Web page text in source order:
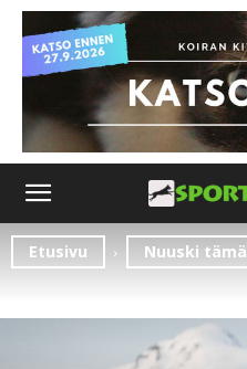
Etusivu Nuuski tämä